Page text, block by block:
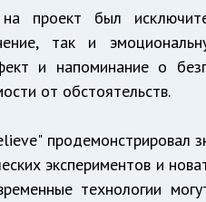
проект был
так и
и напоминание о
от обстоятельств.
продемонстрировал
экспериментов и
технологии